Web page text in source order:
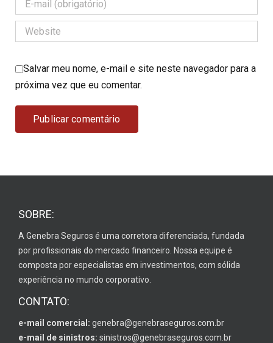
Salvar meu nome, e-mail e site neste navegador para a
próxima vez que eu comentar.
SOBRE:
A Genebra Seguros é uma corretora diferenciada, fundada
por profissionais do mercado financeiro. Nossa equipe é
composta por especialistas em investimentos, com sólida
experiência no mundo corporativo.
CONTATO:
e-mail comercial: genebra@genebraseguros.com.br
e-mail de sinistros: sinistros@genebraseguros.com.br